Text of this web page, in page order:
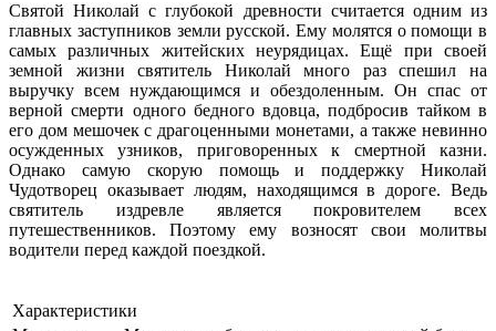
Святой Николай с глубокой древности считается одним из
главных заступников земли русской. Ему молятся о помощи в
самых различных житейских неурядицах. Ещё при своей
земной жизни святитель Николай много раз спешил на
выручку всем нуждающимся и обездоленным. Он спас от
верной смерти одного бедного вдовца, подбросив тайком в
его дом мешочек с драгоценными монетами, а также невинно
осужденных узников, приговоренных к смертной казни.
Однако самую скорую помощь и поддержку Николай
Чудотворец оказывает людям, находящимся в дороге. Ведь
святитель издревле является покровителем всех
путешественников. Поэтому ему возносят свои молитвы
водители перед каждой поездкой.
Характеристики